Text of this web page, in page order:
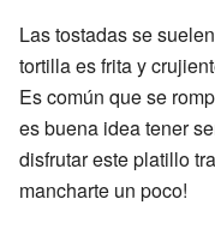
Las tostadas se
tortilla es frita y
Es común que se
es buena idea tener
disfrutar este platillo
mancharte un poco!